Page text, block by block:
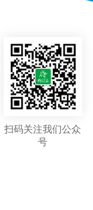
扫码关注我们公众
号